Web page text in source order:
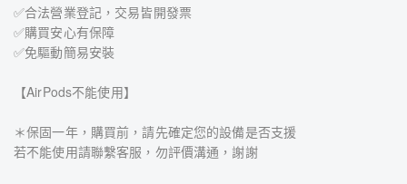
✅合法營業登記，交易皆開發票
✅購買安心有保障
✅免驅動簡易安裝
【AirPods不能使用】
＊保固一年，購買前，請先確定您的設備是否支援
若不能使用請聯繫客服，勿評價溝通，謝謝